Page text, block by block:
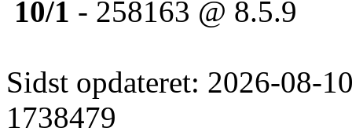
10/1 - 258163 @ 8.5.9
Sidst opdateret: 2026-08-
1738479